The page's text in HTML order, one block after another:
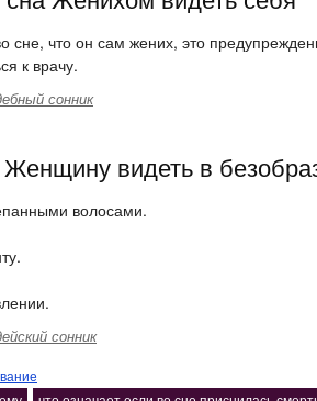
сне, что он сам жених, это
к врачу.
сонник
Женщину видеть в
волосами.
сонник